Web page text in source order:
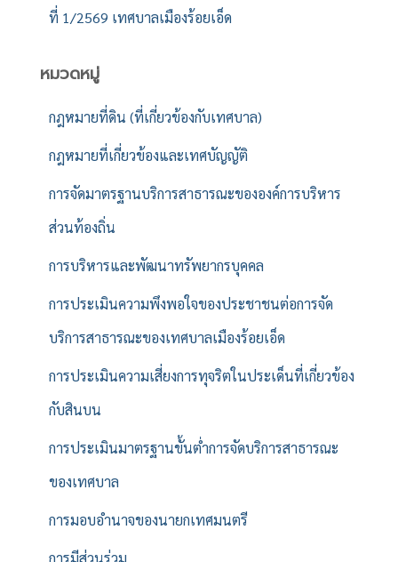
ที่ 1/2569 เทศบาลเมืองร้อยเอ็ด
หมวดหมู่
กฎหมายที่ดิน (ที่เกี่ยวข้องกับเทศบาล)
กฎหมายที่เกี่ยวข้องและเทศบัญญัติ
การจัดมาตรฐานบริการสาธารณะขององค์การบริหาร
ส่วนท้องถิ่น
การบริหารและพัฒนาทรัพยากรบุคคล
การประเมินความพึงพอใจของประชาชนต่อการจัด
บริการสาธารณะของเทศบาลเมืองร้อยเอ็ด
การประเมินความเสี่ยงการทุจริตในประเด็นที่เกี่ยวข้อง
กับสินบน
การประเมินมาตรฐานขั้นต่ำการจัดบริการสาธารณะ
ของเทศบาล
การมอบอำนาจของนายกเทศมนตรี
การมีส่วนร่วม